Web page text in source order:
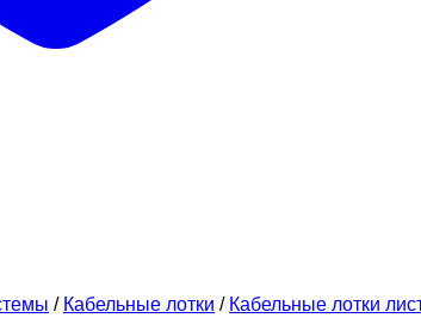
/ Кабельные лотки / Кабельные лотки